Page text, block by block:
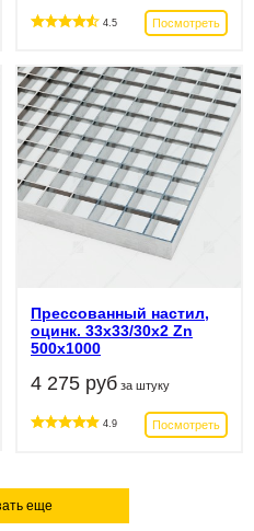
4.5 Посмотреть
Прессованный настил,
оцинк. 33х33/30х2 Zn
500х1000
4 275 руб за штуку
4.9 Посмотреть
еще